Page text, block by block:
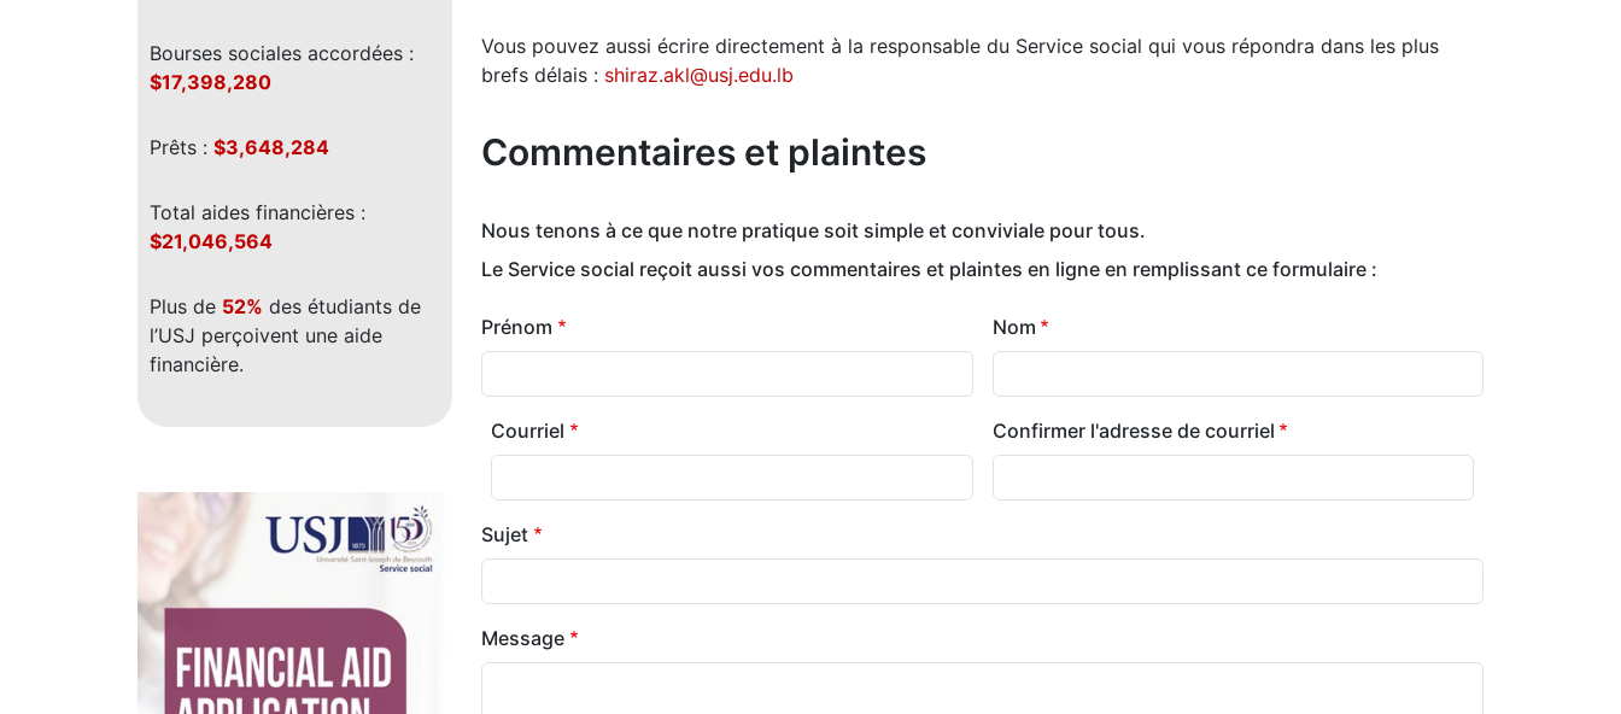
Bourses sociales accordées :
$17,398,280
Prêts : $3,648,284
Total aides financières :
$21,046,564
Plus de 52% des étudiants de
l’USJ perçoivent une aide
financière.
Vous pouvez aussi écrire directement à la responsable du Service social qui vous répondra dans les plus
brefs délais : shiraz.akl@usj.edu.lb
Commentaires et plaintes
Nous tenons à ce que notre pratique soit simple et conviviale pour tous.
Le Service social reçoit aussi vos commentaires et plaintes en ligne en remplissant ce formulaire :
Prénom Nom
Courriel
Courriel Confirmer l'adresse de courriel
Sujet
Message